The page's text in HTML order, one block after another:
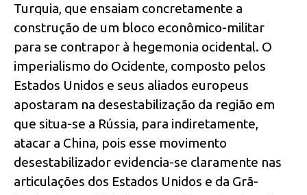
Turquia, que ensaiam concretamente a
construção de um bloco econômico-militar
para se contrapor à hegemonia ocidental. O
imperialismo do Ocidente, composto pelos
Estados Unidos e seus aliados europeus
apostaram na desestabilização da região em
que situa-se a Rússia, para indiretamente,
atacar a China, pois esse movimento
desestabilizador evidencia-se claramente nas
articulações dos Estados Unidos e da Grã-